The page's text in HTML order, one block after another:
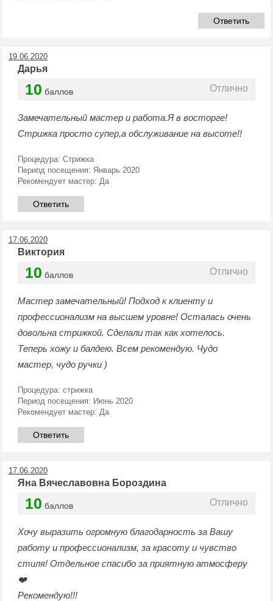
Ответить
19.06.2020
Дарья
10 баллов Отлично
Замечательный мастер и работа.Я в восторге!
Стрижка просто супер,а обслуживание на высоте!!
Процедура: Стрижка
Период посещения: Январь 2020
Рекомендует мастер: Да
Ответить
17.06.2020
Виктория
10 баллов Отлично
Мастер замечательный! Подход к клиенту и
профессионализм на высшем уровне! Осталась очень
довольна стрижкой. Сделали так как хотелось.
Теперь хожу и балдею. Всем рекомендую. Чудо
мастер, чудо ручки )
Процедура: стрижка
Период посещения: Июнь 2020
Рекомендует мастер: Да
Ответить
17.06.2020
Яна Вячеславовна Бороздина
10 баллов Отлично
Хочу выразить огромную благодарность за Вашу
работу и профессионализм, за красоту и чувство
стиля! Отдельное спасибо за приятную атмосферу
❤️
Рекомендую!!!